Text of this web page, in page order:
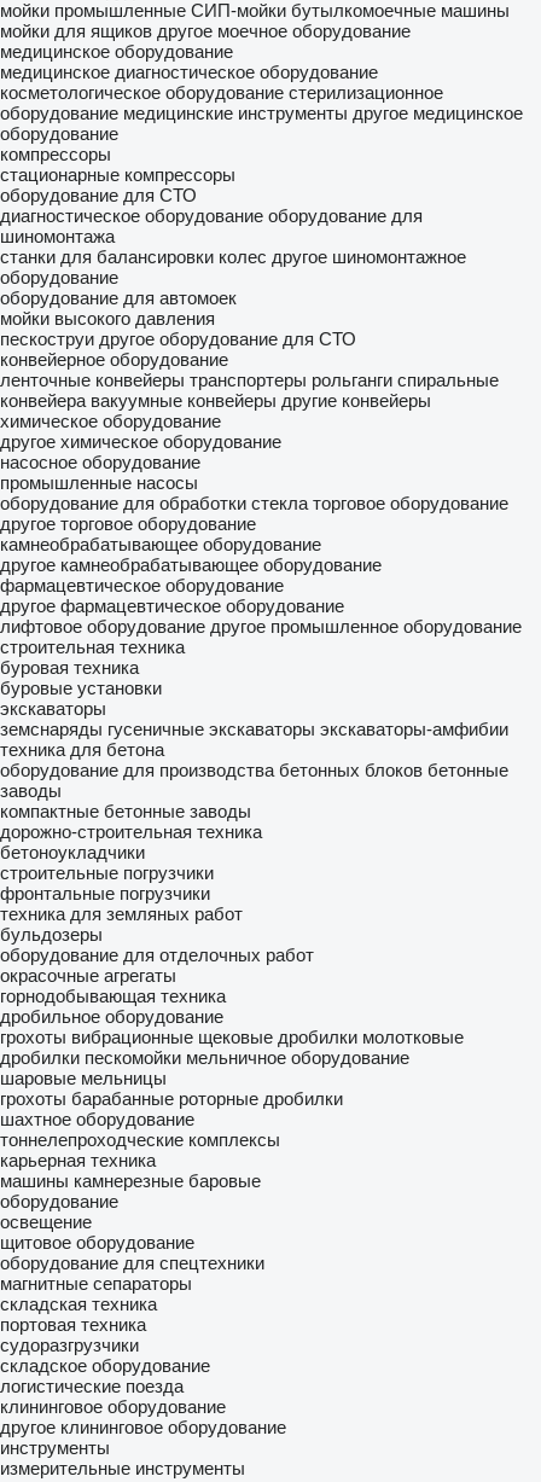
мойки промышленные СИП-мойки бутылкомоечные машины
мойки для ящиков другое моечное оборудование
медицинское оборудование
медицинское диагностическое оборудование
косметологическое оборудование стерилизационное
оборудование медицинские инструменты другое медицинское
оборудование
компрессоры
стационарные компрессоры
оборудование для СТО
диагностическое оборудование оборудование для
шиномонтажа
станки для балансировки колес другое шиномонтажное
оборудование
оборудование для автомоек
мойки высокого давления
пескоструи другое оборудование для СТО
конвейерное оборудование
ленточные конвейеры транспортеры рольганги спиральные
конвейера вакуумные конвейеры другие конвейеры
химическое оборудование
другое химическое оборудование
насосное оборудование
промышленные насосы
оборудование для обработки стекла торговое оборудование
другое торговое оборудование
камнеобрабатывающее оборудование
другое камнеобрабатывающее оборудование
фармацевтическое оборудование
другое фармацевтическое оборудование
лифтовое оборудование другое промышленное оборудование
строительная техника
буровая техника
буровые установки
экскаваторы
земснаряды гусеничные экскаваторы экскаваторы-амфибии
техника для бетона
оборудование для производства бетонных блоков бетонные
заводы
компактные бетонные заводы
дорожно-строительная техника
бетоноукладчики
строительные погрузчики
фронтальные погрузчики
техника для земляных работ
бульдозеры
оборудование для отделочных работ
окрасочные агрегаты
горнодобывающая техника
дробильное оборудование
грохоты вибрационные щековые дробилки молотковые
дробилки пескомойки мельничное оборудование
шаровые мельницы
грохоты барабанные роторные дробилки
шахтное оборудование
тоннелепроходческие комплексы
карьерная техника
машины камнерезные баровые
оборудование
освещение
щитовое оборудование
оборудование для спецтехники
магнитные сепараторы
складская техника
портовая техника
судоразгрузчики
складское оборудование
логистические поезда
клининговое оборудование
другое клининговое оборудование
инструменты
измерительные инструменты